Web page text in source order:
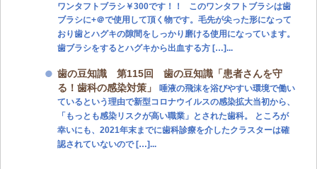
ワンタフトブラシ￥300です！！ このワンタフトブラシは歯
ブラシに+＠で使用して頂く物です。毛先が尖った形になって
おり歯とハグキの隙間をしっかり磨ける使用になっています。
歯ブラシをするとハグキから出血する方 […]...
歯の豆知識 第115回 歯の豆知識「患者さんを守
る！歯科の感染対策」
唾液の飛沫を浴びやすい環境で働い
ているという理由で新型コロナウイルスの感染拡大当初から、
「もっとも感染リスクが高い職業」とされた歯科。 ところが
幸いにも、2021年末までに歯科診療を介したクラスターは確
認されていないので […]...